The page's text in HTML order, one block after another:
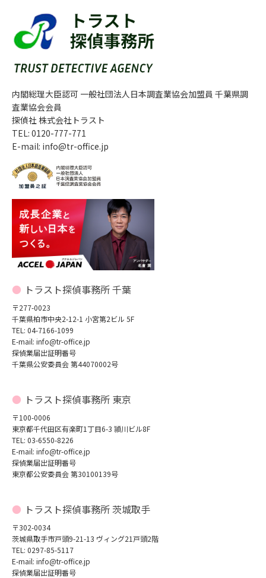
内閣総理大臣認可 一般社団法人日本調査業協会加盟員 千葉県調
査業協会会員
探偵社 株式会社トラスト
TEL: 0120-777-771
E-mail: info@tr-office.jp
トラスト探偵事務所 千葉
〒277-0023
千葉県柏市中央2-12-1 小宮第2ビル 5F
TEL: 04-7166-1099
E-mail: info@tr-office.jp
探偵業届出証明番号
千葉県公安委員会 第44070002号
トラスト探偵事務所 東京
〒100-0006
東京都千代田区有楽町1丁目6-3 頴川ビル8F
TEL: 03-6550-8226
E-mail: info@tr-office.jp
探偵業届出証明番号
東京都公安委員会 第30100139号
トラスト探偵事務所 茨城取手
〒302-0034
茨城県取手市戸頭9-21-13 ヴィング21戸頭2階
TEL: 0297-85-5117
E-mail: info@tr-office.jp
探偵業届出証明番号